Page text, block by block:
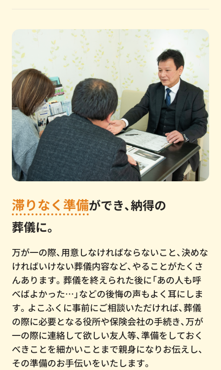
滞りなく準備ができ、納得の
葬儀に。
万が一の際、用意しなければならないこと、決めな
ければいけない葬儀内容など、やることがたくさ
んあります。葬儀を終えられた後に「あの人も呼
べばよかった…」などの後悔の声もよく耳にしま
す。よこふくに事前にご相談いただければ、葬儀
の際に必要となる役所や保険会社の手続き、万が
一の際に連絡して欲しい友人等、準備をしておく
べきことを細かいことまで親身になりお伝えし、
その準備のお手伝いをいたします。